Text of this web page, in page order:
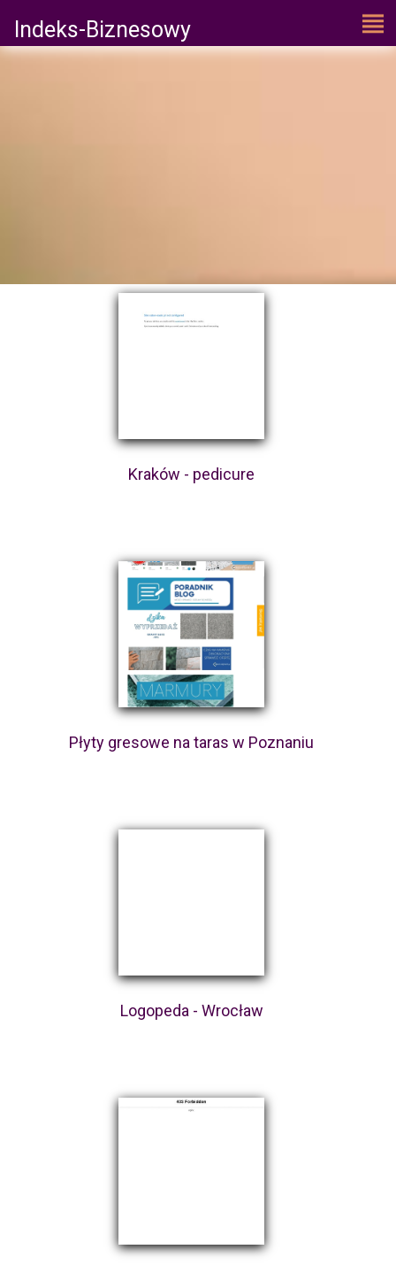
Indeks-Biznesowy
Kraków - pedicure
Płyty gresowe na taras w Poznaniu
Logopeda - Wrocław